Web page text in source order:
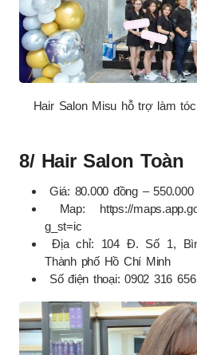
Hair Salon Misu hỗ trợ làm
8/ Hair Salon Toàn
Giá: 80.000 đồng – 550.000
Map: https://
g_st=ic
Địa chỉ: 104 Đ. Số 1,
Thành phố Hồ Chí Minh
Số điện thoại: 0902 316 656